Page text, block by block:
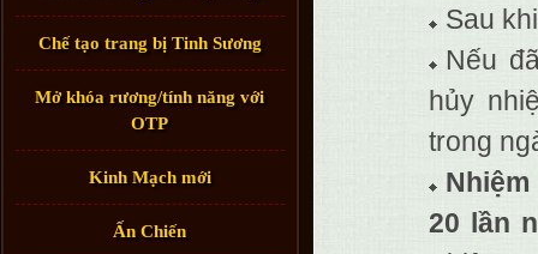
Chế tạo trang bị Tinh Sương
Mở khóa rương/tính năng với
OTP
Kinh Mạch mới
Ấn Chiến
Sau
Nếu
hủy
trong
20 lần